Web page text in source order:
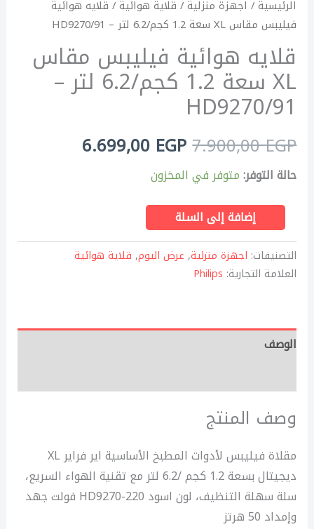
الرئيسية/ اجهزة منزلية/ قلاية هوائية/ قلايه هوائية
فيليبس مقاس XL سعة 1.2 كجم/6.2 لتر – HD9270/91
قلايه هوائية فيليبس مقاس
XL سعة 1.2 كجم/6.2 لتر –
HD9270/91
7.900,00EGP
6.699,00 EGP
حالة التوفر: متوفر في المخزون
إضافة إلى السلة
التصنيفات: اجهزة منزلية, عرض اليوم, قلاية هوائية
العلامة التجارية: Philips
الوصف
وصف المنتج
مقلاة فيليبس لأدوات المطبخ الأساسية اير فراير XL
ديجيتال بسعة 1.2 كجم /6.2 لتر مع تقنية الهواء السريع،
سلة سهلة التنظيف، لون اسود HD9270-220 فولت جهد
وإمداد 50 هرتز